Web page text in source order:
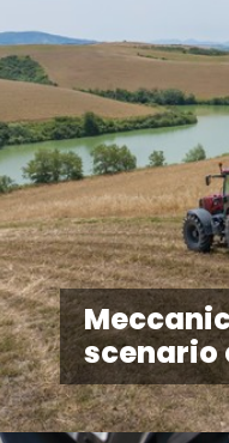
scenario